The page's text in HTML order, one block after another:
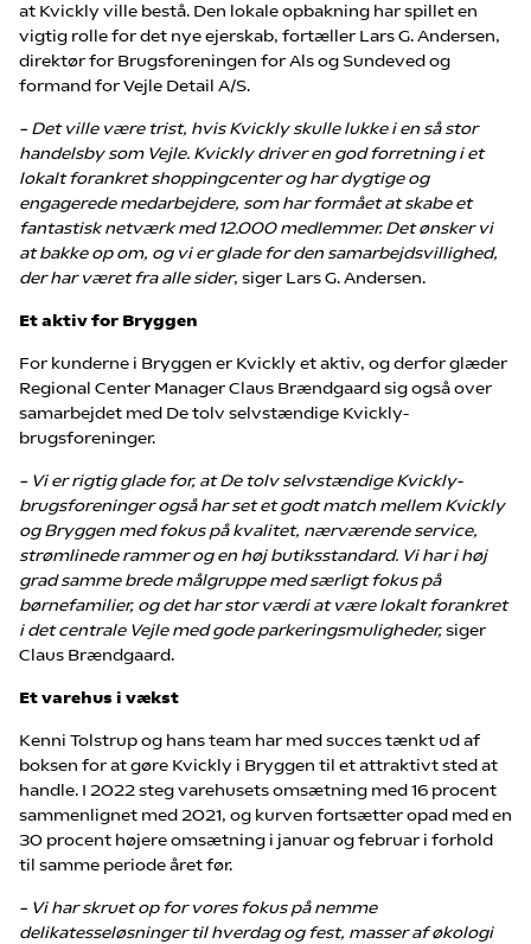
at Kvickly ville bestå. Den lokale opbakning har spillet en
vigtig rolle for det nye ejerskab, fortæller Lars G. Andersen,
direktør for Brugsforeningen for Als og Sundeved og
formand for Vejle Detail A/S.
– Det ville være trist, hvis Kvickly skulle lukke i en så stor
handelsby som Vejle. Kvickly driver en god forretning i et
lokalt forankret shoppingcenter og har dygtige og
engagerede medarbejdere, som har formået at skabe et
fantastisk netværk med 12.000 medlemmer. Det ønsker vi
at bakke op om, og vi er glade for den samarbejdsvillighed,
der har været fra alle sider, siger Lars G. Andersen.
Et aktiv for Bryggen
For kunderne i Bryggen er Kvickly et aktiv, og derfor glæder
Regional Center Manager Claus Brændgaard sig også over
samarbejdet med De tolv selvstændige Kvickly-
brugsforeninger.
– Vi er rigtig glade for, at De tolv selvstændige Kvickly-
brugsforeninger også har set et godt match mellem Kvickly
og Bryggen med fokus på kvalitet, nærværende service,
strømlinede rammer og en høj butiksstandard. Vi har i høj
grad samme brede målgruppe med særligt fokus på
børnefamilier, og det har stor værdi at være lokalt forankret
i det centrale Vejle med gode parkeringsmuligheder,siger
Claus Brændgaard.
Et varehus i vækst
Kenni Tolstrup og hans team har med succes tænkt ud af
boksen for at gøre Kvickly i Bryggen til et attraktivt sted at
handle. I 2022 steg varehusets omsætning med 16 procent
sammenlignet med 2021, og kurven fortsætter opad med en
30 procent højere omsætning i januar og februar i forhold
til samme periode året før.
– Vi har skruet op for vores fokus på nemme
delikatesseløsninger til hverdag og fest, masser af økologi